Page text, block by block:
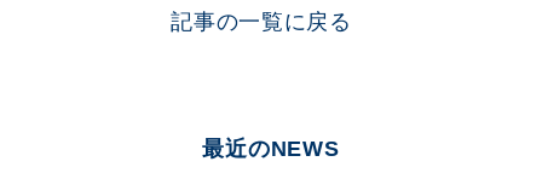
記事の一覧に戻る
最近のNEWS